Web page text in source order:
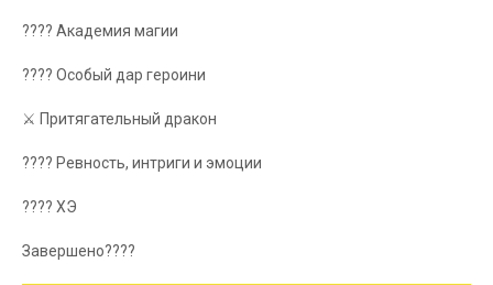
???? Академия магии
???? Особый дар героини
⚔️ Притягательный дракон
???? Ревность, интриги и эмоции
???? ХЭ
Завершено????